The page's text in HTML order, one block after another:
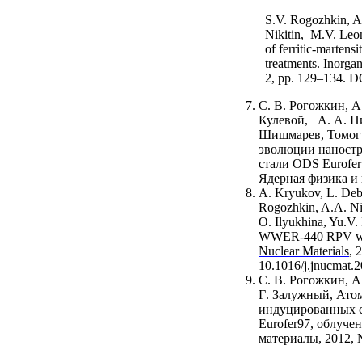
S.V. Rogozhkin,
Nikitin, M.V.
of ferritic-
treatments.
2, pp. 129–134.
С. В. Рогожкин,
Кулевой, А. А.
Шишмарев,
эволюции
стали ODS Eurofer
Ядерная физика
A. Kryukov, L.
Rogozhkin, A.A.
O. Ilyukhina,
WWER-440 RPV
Nuclear Materials,
10.1016/
С. В. Рогожкин, А
Г. Залужный,
индуцированных
Eurofer97,
материалы, 2012,